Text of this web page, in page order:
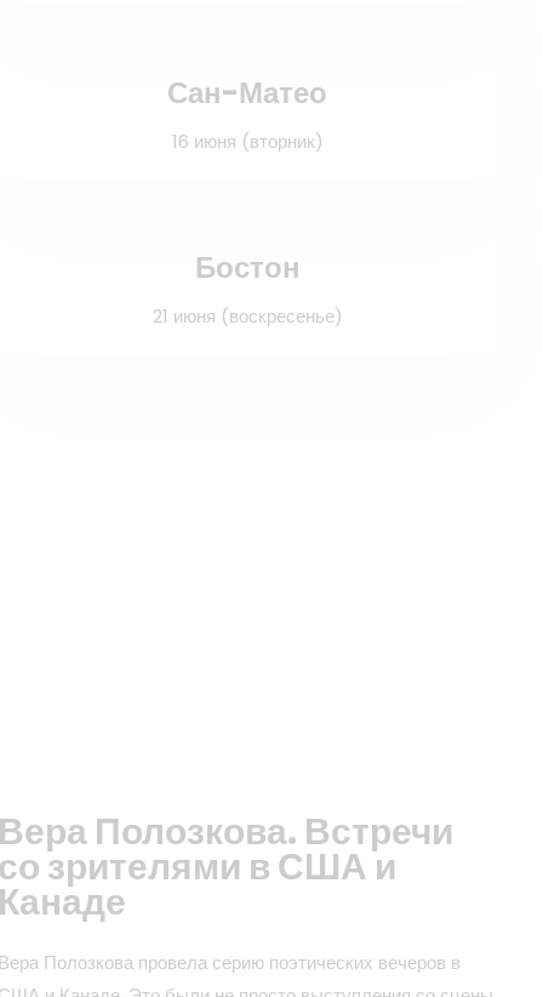
Сан-Матео
16 июня (вторник)
Бостон
21 июня (воскресенье)
Полозкова. Встречи
зрителями в США и
Полозкова провела серию поэтических вечеров в